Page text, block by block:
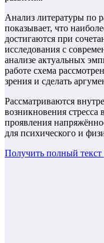
Анализ литературы по
показывает, что
достигаются при
исследования с
анализе актуальных
работе схема
зрения и сделать
Рассматриваются
возникновения
проявления
для психического и
Получить полный текст